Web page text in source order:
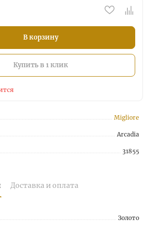
В корзину
Купить в 1 клик
Migliore
Arcadia
31855
Доставка и оплата
Золото